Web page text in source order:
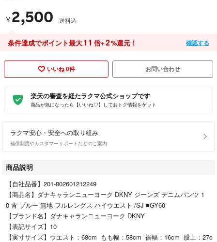
¥ 2,500 送料込
条件達成でポイント最大11 倍+2%還元！ 確認する
いいね 0件 お問い合わせ
楽天の審査を経たラクマ公式ショップです
商品が気になったら【いいね♡】しておトク情報をゲット
ラクマ安心・安全への取り組み
補償制度やカスタマーサポートなどのご案内
商品説明
【自社品番】201-802601212249
【商品名】ダナキャランニューヨーク DKNY ジーンズ デニムパンツ 1
0 青 ブルー 無地 フルレングス ハイウエスト /SJ ■GY60
【ブランド名】ダナキャランニューヨーク DKNY
【表記サイズ】10
【実寸サイズ】ウエスト：68cm もも幅：58cm 裾幅：16cm 股上：27c